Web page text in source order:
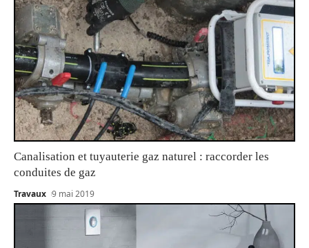
Canalisation et tuyauterie gaz naturel : raccorder les
conduites de gaz
Travaux 9 mai 2019